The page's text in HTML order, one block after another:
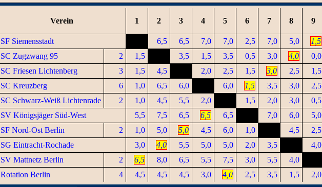
Verein 1 2 3 4 5 6 7 8 9
SF Siemensstadt 6,5 6,5 7,0 7,0 2,5 7,0 5,0 1,5
SC Zugzwang 95 2 1,5 3,5 1,5 3,5 0,5 3,0 4,0 0,0
SC Friesen Lichtenberg 3 1,5 4,5 2,0 2,5 1,5 3,0 2,5 1,5
SC Kreuzberg 6 1,0 6,5 6,0 6,0 1,5 3,5 3,0 2,5
SC Schwarz-Weiß Lichtenrade 2 1,0 4,5 5,5 2,0 1,5 2,0 3,0 0,5
SV Königsjäger Süd-West 5,5 7,5 6,5 6,5 6,5 7,0 6,0 5,0
SF Nord-Ost Berlin 2 1,0 5,0 5,0 4,5 6,0 1,0 4,5 2,5
SG Eintracht-Rochade 3,0 4,0 5,5 5,0 5,0 2,0 3,5 4,0
SV Mattnetz Berlin 2 6,5 8,0 6,5 5,5 7,5 3,0 5,5 4,0
Rotation Berlin 4 4,5 4,5 4,5 3,0 4,0 2,5 3,5 1,5 2,0